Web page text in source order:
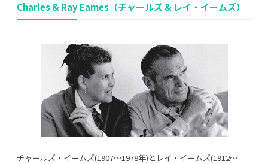
Charles & Ray Eames（チャールズ & レイ・イームズ）
チャールズ・イームズ(1907～1978年)とレイ・イームズ(1912～